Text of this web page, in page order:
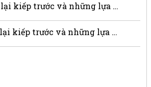
Chương 2 - Gặp lại kiếp trước và những lựa chọn đau thương
Chương 1 - Gặp lại kiếp trước và những lựa chọn đau thương